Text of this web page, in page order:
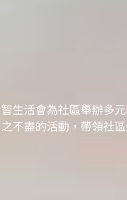
智生活會為社區舉辦多
之不盡的活動，帶領社